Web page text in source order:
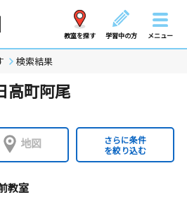
教室を探す 学習中の方 メニュー
検索結果
高町阿尾
地図
さらに条件
を絞り込む
教室